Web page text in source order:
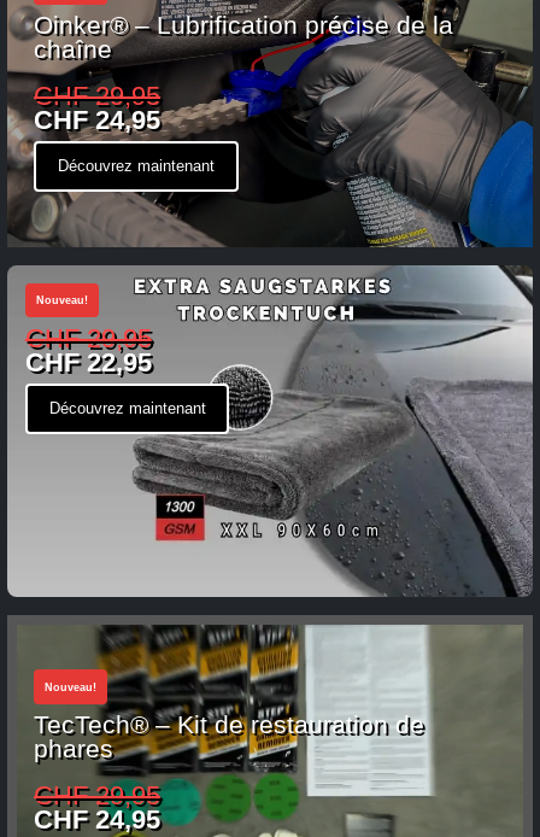
Oinker® – Lubrification précise de la
chaîne
CHF 29,95
CHF 24,95
Découvrez maintenant
Nouveau!
CHF 29,95
CHF 22,95
Découvrez maintenant
Nouveau!
TecTech® – Kit de restauration de
phares
CHF 29,95
CHF 24,95